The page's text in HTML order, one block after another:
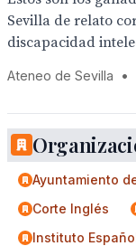
Sevilla de relato
discapacidad
Ateneo de Sevilla •
Ayuntamiento
Corte Inglés
Instituto